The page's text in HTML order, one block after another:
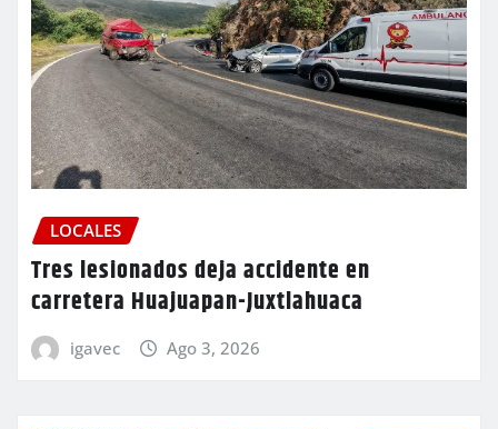
LOCALES
Tres lesionados deja accidente en
carretera Huajuapan-Juxtlahuaca
igavec Ago 3, 2026